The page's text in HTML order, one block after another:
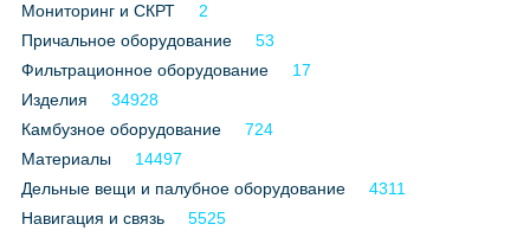
Мониторинг и СКРТ
2
Причальное оборудование
53
Фильтрационное оборудование
17
Изделия
34928
Камбузное оборудование
724
Материалы
14497
Дельные вещи и палубное оборудование
4311
Навигация и связь
5525